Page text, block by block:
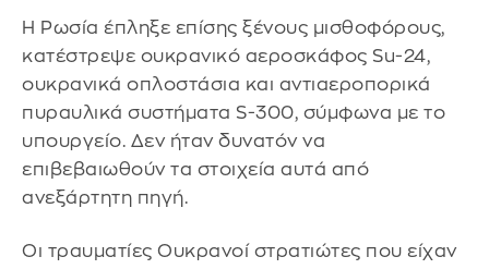
Η Ρωσία έπληξε επίσης ξένους μισθοφόρους,
κατέστρεψε ουκρανικό αεροσκάφος Su-24,
ουκρανικά οπλοστάσια και αντιαεροπορικά
πυραυλικά συστήματα S-300, σύμφωνα με το
υπουργείο. Δεν ήταν δυνατόν να
επιβεβαιωθούν τα στοιχεία αυτά από
ανεξάρτητη πηγή.
Οι τραυματίες Ουκρανοί στρατιώτες που είχαν